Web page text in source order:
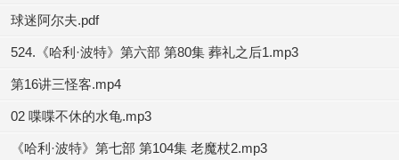
球迷阿尔夫.pdf
524.《哈利·波特》第六部 第80集 葬礼之后1.mp3
第16讲三怪客.mp4
02 喋喋不休的水龟.mp3
《哈利·波特》第七部 第104集 老魔杖2.mp3